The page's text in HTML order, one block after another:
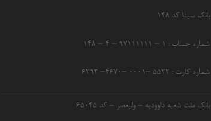
بانک سینا کد ۱۴۸
شماره حساب : ۱ – ۹۷۱۱۱۱۱۱ – ۴ – ۱۴۸
شماره کارت : ۵۵۲۲ –۰۰۰۱ –۴۶۷۰– ۶۳۹۳
بانک ملت شعبه داوودیه – ولیعصر – کد ۶۵۰۴۵